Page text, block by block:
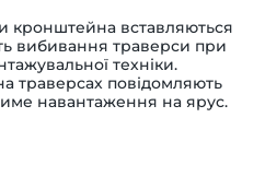
кронштейна вставляються
вибивання траверси при
техніки.
траверсах повідомляють
навантаження на ярус.